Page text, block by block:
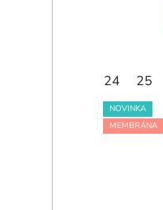
24 25
NOVINKA
MEMBRÁNA